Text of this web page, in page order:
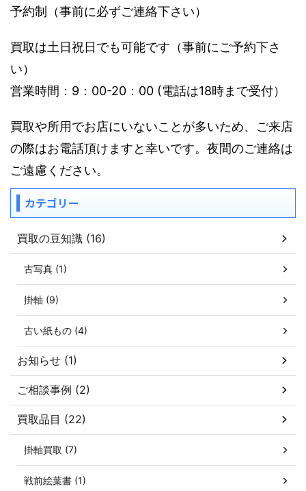
予約制（事前に必ずご連絡下さい）
買取は土日祝日でも可能です（事前にご予約下さ
い）
営業時間：9：00-20：00 (電話は18時まで受付）
買取や所用でお店にいないことが多いため、ご来店
の際はお電話頂けますと幸いです。夜間のご連絡は
ご遠慮ください。
カテゴリー
買取の豆知識 (16)
古写真 (1)
掛軸 (9)
古い紙もの (4)
お知らせ (1)
ご相談事例 (2)
買取品目 (22)
掛軸買取 (7)
戦前絵葉書 (1)